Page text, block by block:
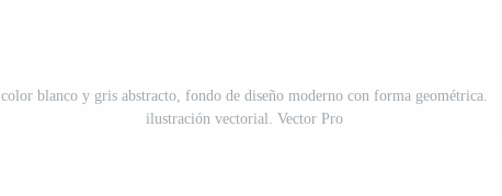
color blanco y gris abstracto, fondo de diseño moderno con forma geométrica.
ilustración vectorial. Vector Pro